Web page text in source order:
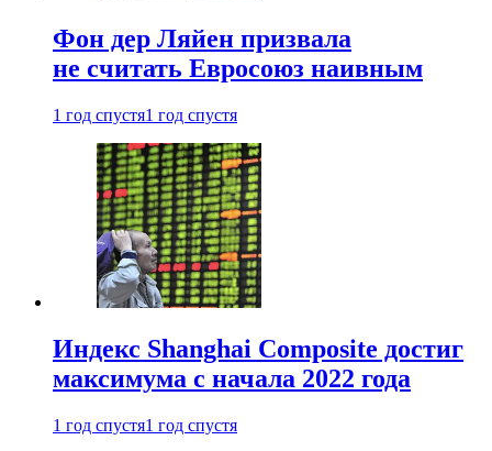
Фон дер Ляйен призвала
не считать Евросоюз наивным
1 год спустя1 год спустя
Индекс Shanghai Composite достиг
максимума с начала 2022 года
1 год спустя1 год спустя